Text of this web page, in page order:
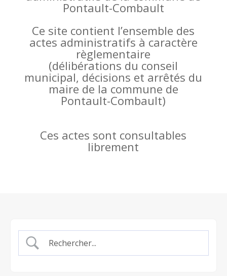
Pontault-Combault
Ce site contient l’ensemble des
actes administratifs à caractère
règlementaire
(délibérations du conseil
municipal, décisions et arrêtés du
maire de la commune de
Pontault-Combault)
Ces actes sont consultables
librement